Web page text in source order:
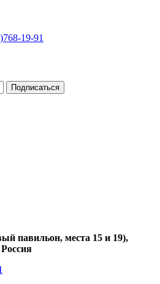
19-91
Подписаться
павильон, места 15 и 19),